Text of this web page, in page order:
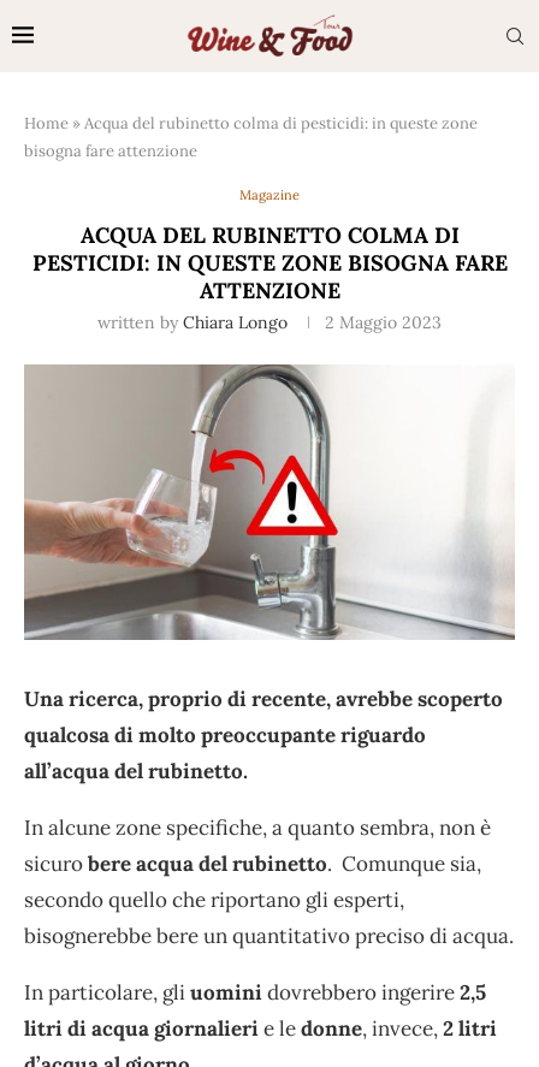
Home »Acqua del rubinetto colma di pesticidi: in queste zone
bisogna fare attenzione
Magazine
ACQUA DEL RUBINETTO COLMA DI
PESTICIDI: IN QUESTE ZONE BISOGNA FARE
ATTENZIONE
written by Chiara Longo 2 Maggio 2023
Una ricerca, proprio di recente, avrebbe scoperto
qualcosa di molto preoccupante riguardo
all’acqua del rubinetto.
In alcune zone specifiche, a quanto sembra, non è
sicurobere acqua del rubinetto. Comunque sia,
secondo quello che riportano gli esperti,
bisognerebbe bere un quantitativo preciso di acqua.
In particolare, gliuominidovrebbero ingerire2,5
litri di acqua giornalierie ledonne, invece,2 litri